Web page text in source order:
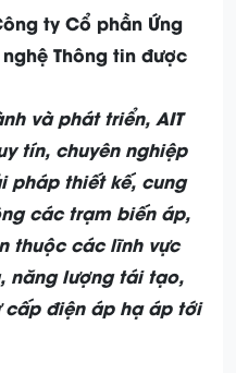
ty Cổ phần Ứng
Thông tin được
và phát triển, AIT
tín, chuyên nghiệp
pháp thiết kế, cung
các trạm biến áp,
thuộc các lĩnh vực
năng lượng tái tạo,
điện áp hạ áp tới